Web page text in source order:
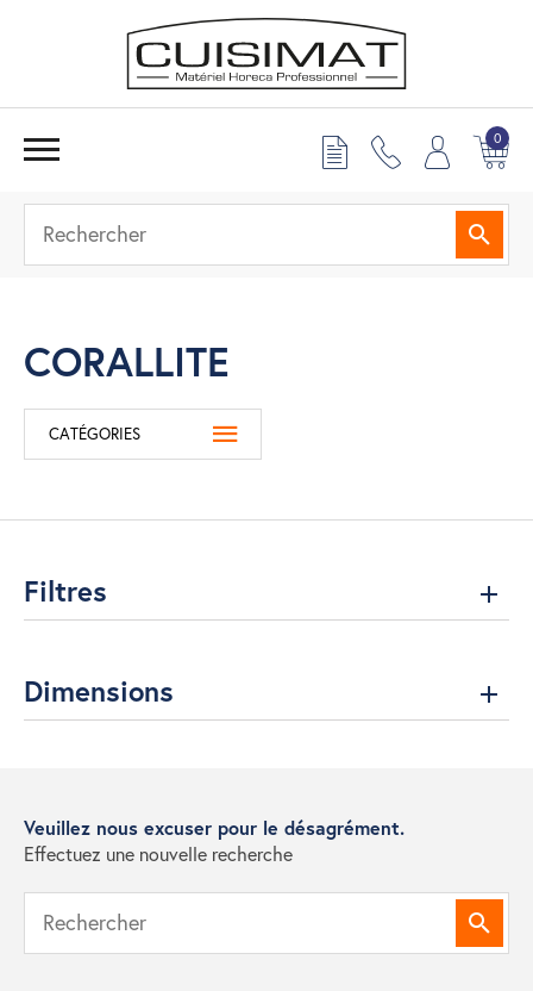
0
CORALLITE
CATÉGORIES
Filtres
Dimensions
Veuillez nous excuser pour le désagrément.
Effectuez une nouvelle recherche